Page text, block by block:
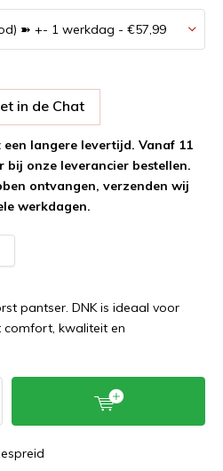
in de Chat
langere levertijd. Vanaf 11
bij onze leverancier bestellen.
ontvangen, verzenden wij
werkdagen.
pantser. DNK is ideaal voor
kwaliteit en